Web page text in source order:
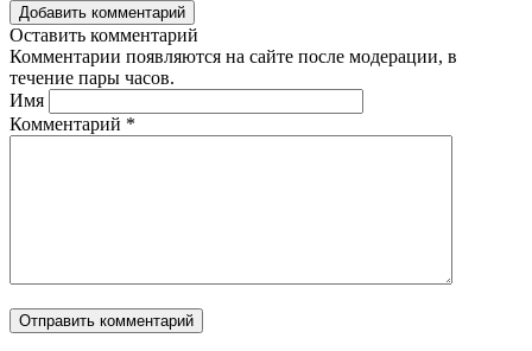
Добавить комментарий
Оставить комментарий
Комментарии появляются на сайте после модерации, в
течение пары часов.
Имя
Комментарий *